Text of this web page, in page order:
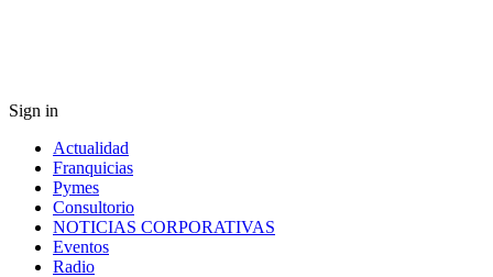
Sign in
Actualidad
Franquicias
Pymes
Consultorio
NOTICIAS CORPORATIVAS
Eventos
Radio